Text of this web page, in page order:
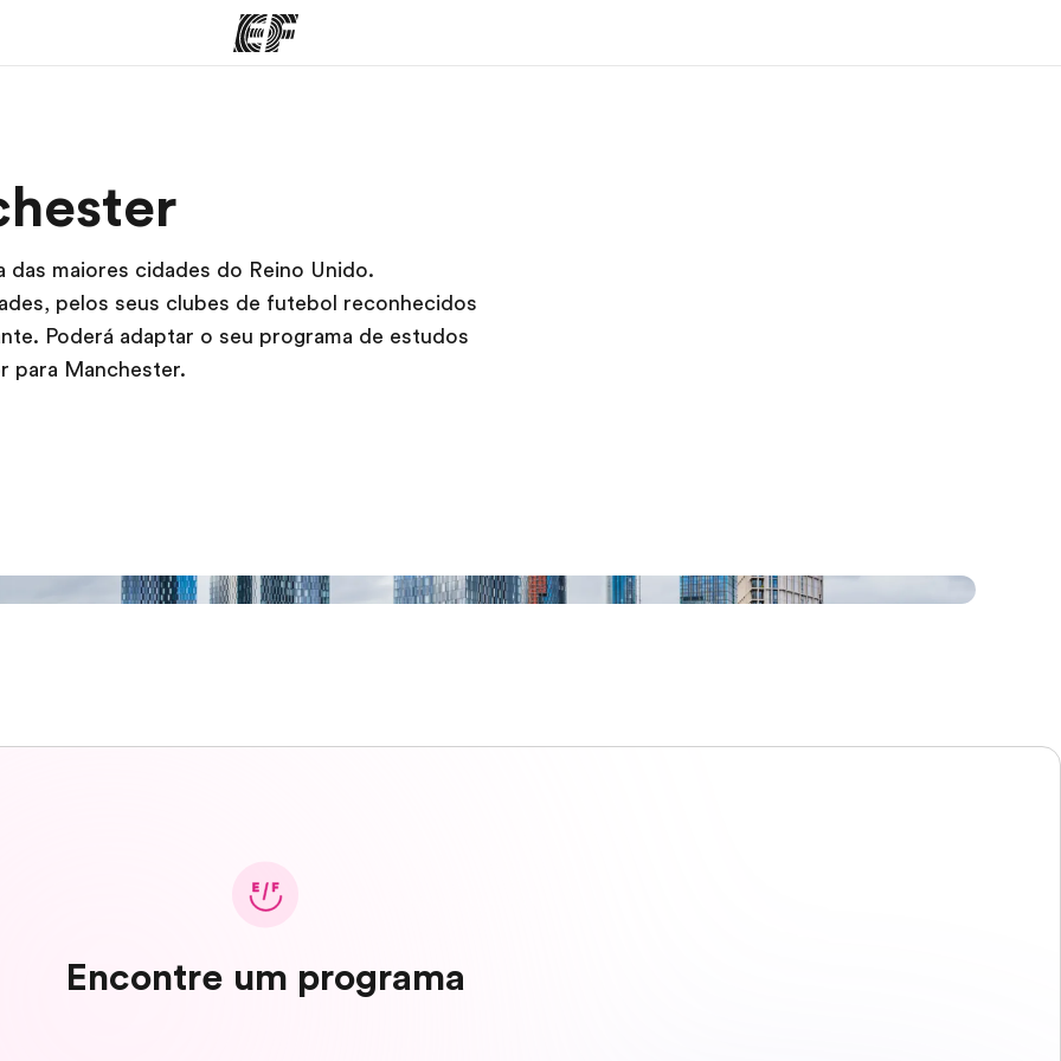
que
maiores cidades do Reino Unido.
pelos seus clubes de futebol reconhecidos
Poderá adaptar o seu programa de estudos
para Manchester.
Encontre um programa